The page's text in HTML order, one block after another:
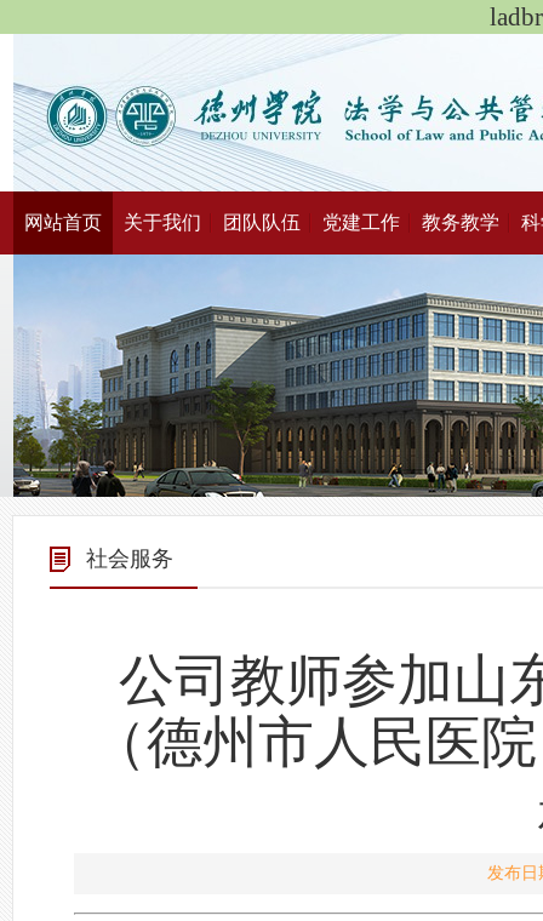
网站首页 关于我们 团队队伍 党建工作 教务教学
社会服务
公司教师参加山
（德州市人民医
发布